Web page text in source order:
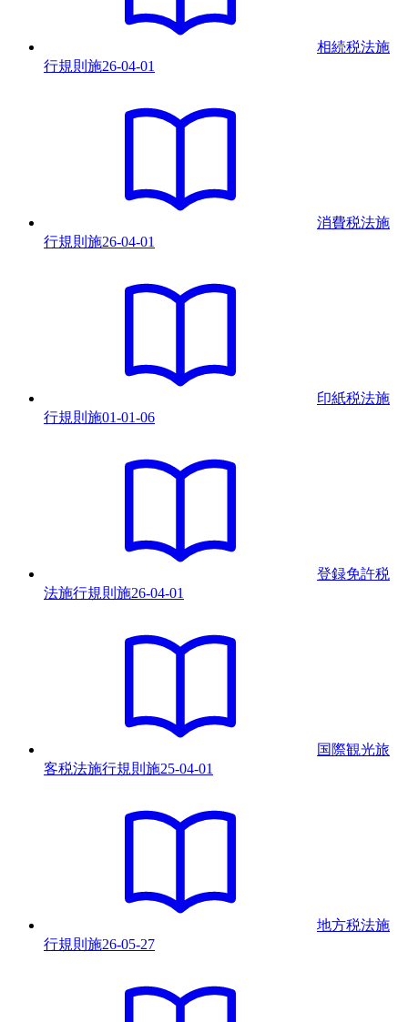
相続税法施
行規則 施26-04-01
消費税法施
行規則 施26-04-01
印紙税法施
行規則 施01-01-06
登録免許税
法施行規則 施26-04-01
国際観光旅
客税法施行規則 施25-04-01
地方税法施
行規則 施26-05-27